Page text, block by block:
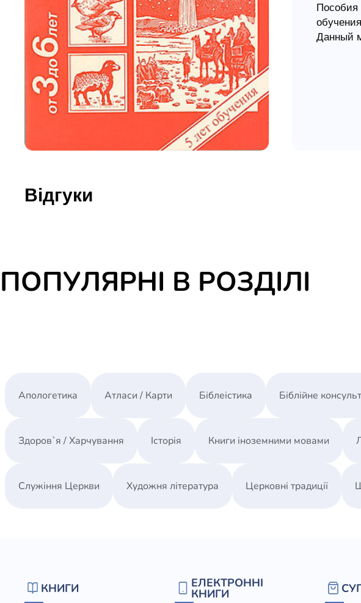
Юдаїзм
Огляд релігій
Художня література
Пособия
Данный
Відгуки
ПОПУЛЯРНІ В РОЗДІЛІ
Апологетика Атласи / Карти Біблеістика Біблійне
Здоров`я / Харчування Історія Книги іноземними мовами
Служіння Церкви Художня література Церковні традиції
КНИГИ ЕЛЕКТРОННІ
КНИГИ